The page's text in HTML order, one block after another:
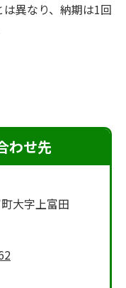
異なり、納期は1回
わせ先
大字上富田